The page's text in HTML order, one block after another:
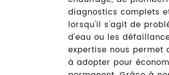
diagnostics complets
lorsqu'il s'agit de
d'eau ou les
expertise nous permet
à adopter pour